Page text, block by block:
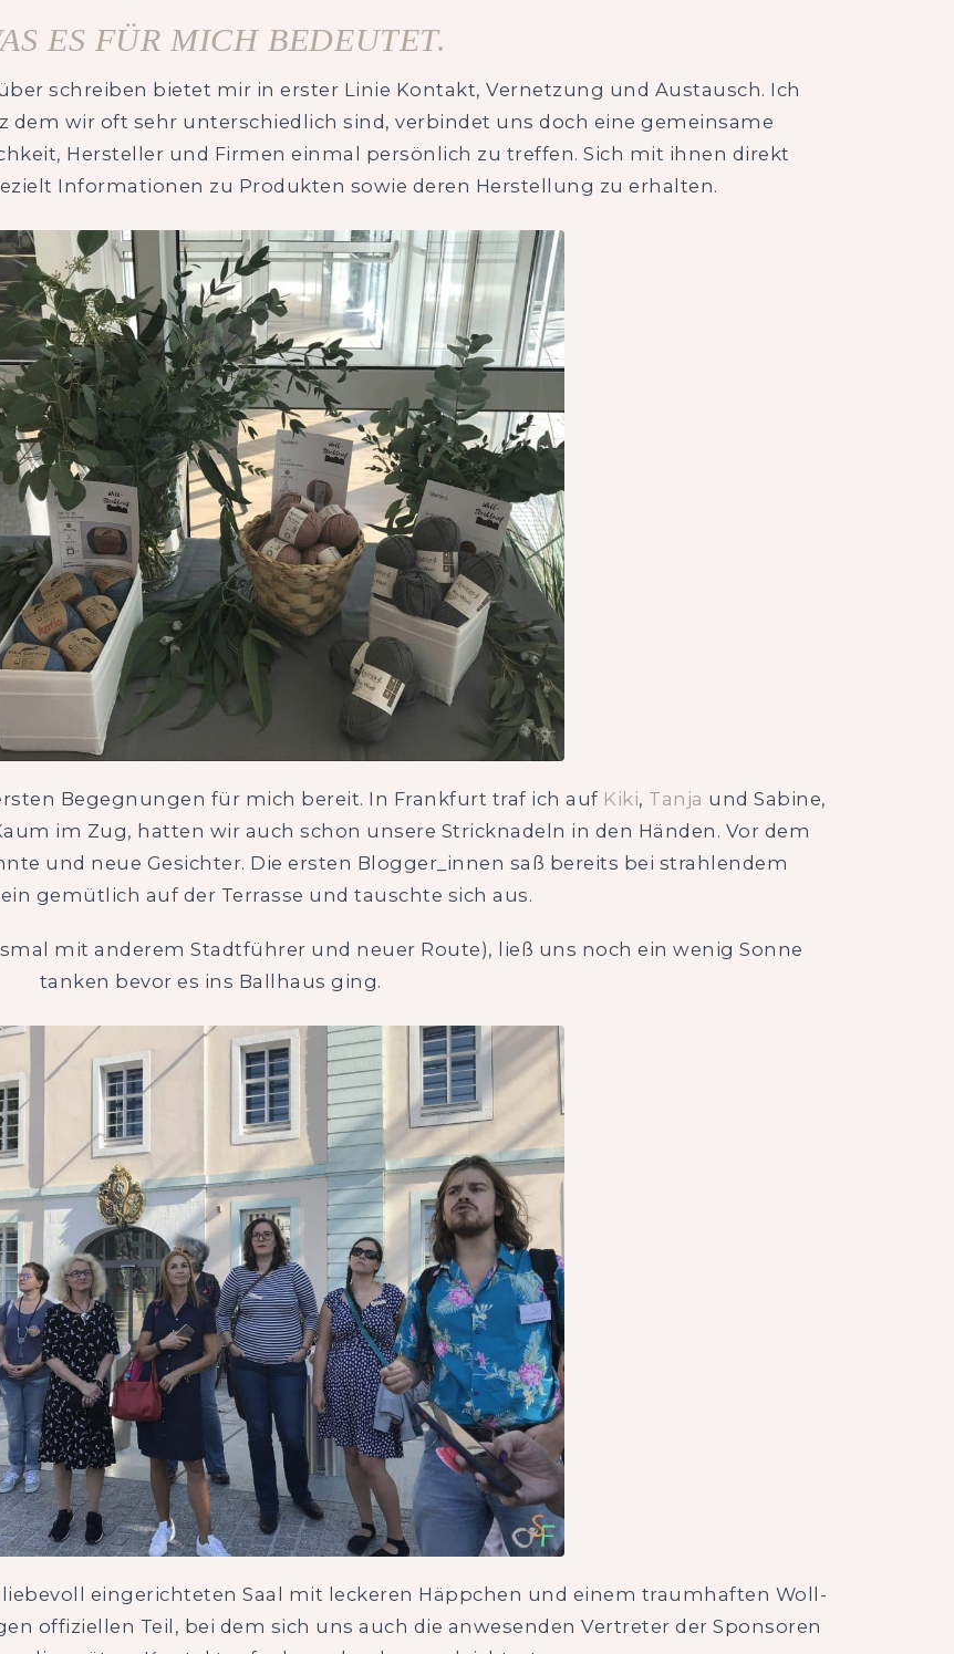
ES FÜR MICH BEDEUTET.
schreiben bietet mir in erster Linie Kontakt, Vernetzung und Austausch. Ich
dem wir oft sehr unterschiedlich sind, verbindet uns doch eine gemeinsame
Hersteller und Firmen einmal persönlich zu treffen. Sich mit ihnen direkt
Informationen zu Produkten sowie deren Herstellung zu erhalten.
Begegnungen für mich bereit. In Frankfurt traf ich auf Kiki, Tanja und Sabine,
im Zug, hatten wir auch schon unsere Stricknadeln in den Händen. Vor dem
und neue Gesichter. Die ersten Blogger_innen saß bereits bei strahlendem
gemütlich auf der Terrasse und tauschte sich aus.
mit anderem Stadtführer und neuer Route), ließ uns noch ein wenig Sonne
tanken bevor es ins Ballhaus ging.
eingerichteten Saal mit leckeren Häppchen und einem traumhaften Woll-
offiziellen Teil, bei dem sich uns auch die anwesenden Vertreter der Sponsoren